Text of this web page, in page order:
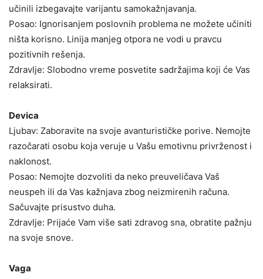
učinili izbegavajte varijantu samokažnjavanja.
Posao: Ignorisanjem poslovnih problema ne možete učiniti
ništa korisno. Linija manjeg otpora ne vodi u pravcu
pozitivnih rešenja.
Zdravlje: Slobodno vreme posvetite sadržajima koji će Vas
relaksirati.
Devica
Ljubav: Zaboravite na svoje avanturističke porive. Nemojte
razočarati osobu koja veruje u Vašu emotivnu privrženost i
naklonost.
Posao: Nemojte dozvoliti da neko preuveličava Vaš
neuspeh ili da Vas kažnjava zbog neizmirenih računa.
Sačuvajte prisustvo duha.
Zdravlje: Prijaće Vam više sati zdravog sna, obratite pažnju
na svoje snove.
Vaga